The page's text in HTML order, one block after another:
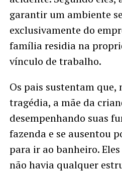
garantir um ambiente
exclusivamente do
família residia na
vínculo de trabalho.
Os pais sustentam que,
tragédia, a mãe da
desempenhando suas
fazenda e se ausentou
para ir ao banheiro.
não havia qualquer